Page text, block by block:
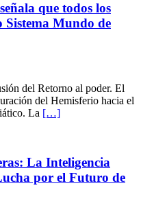
que todos los
Sistema Mundo de
del Retorno al poder. El
del Hemisferio hacia el
La […]
La Inteligencia
por el Futuro de